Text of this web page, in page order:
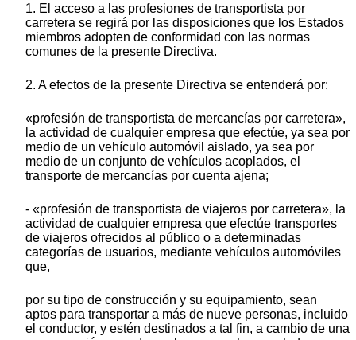
1. El acceso a las profesiones de transportista por
carretera se regirá por las disposiciones que los Estados
miembros adopten de conformidad con las normas
comunes de la presente Directiva.
2. A efectos de la presente Directiva se entenderá por:
«profesión de transportista de mercancías por carretera»,
la actividad de cualquier empresa que efectúe, ya sea por
medio de un vehículo automóvil aislado, ya sea por
medio de un conjunto de vehículos acoplados, el
transporte de mercancías por cuenta ajena;
- «profesión de transportista de viajeros por carretera», la
actividad de cualquier empresa que efectúe transportes
de viajeros ofrecidos al público o a determinadas
categorías de usuarios, mediante vehículos automóviles
que,
por su tipo de construcción y su equipamiento, sean
aptos para transportar a más de nueve personas, incluido
el conductor, y estén destinados a tal fin, a cambio de una